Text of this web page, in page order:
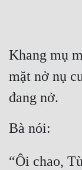
Xa Lộ Dịch
Cung Đấu
Cạnh Kỹ
Cổ Tiên Hiệp
Khang mụ
mặt nở nụ
đang nở.
Bà nói:
“Ôi chao,